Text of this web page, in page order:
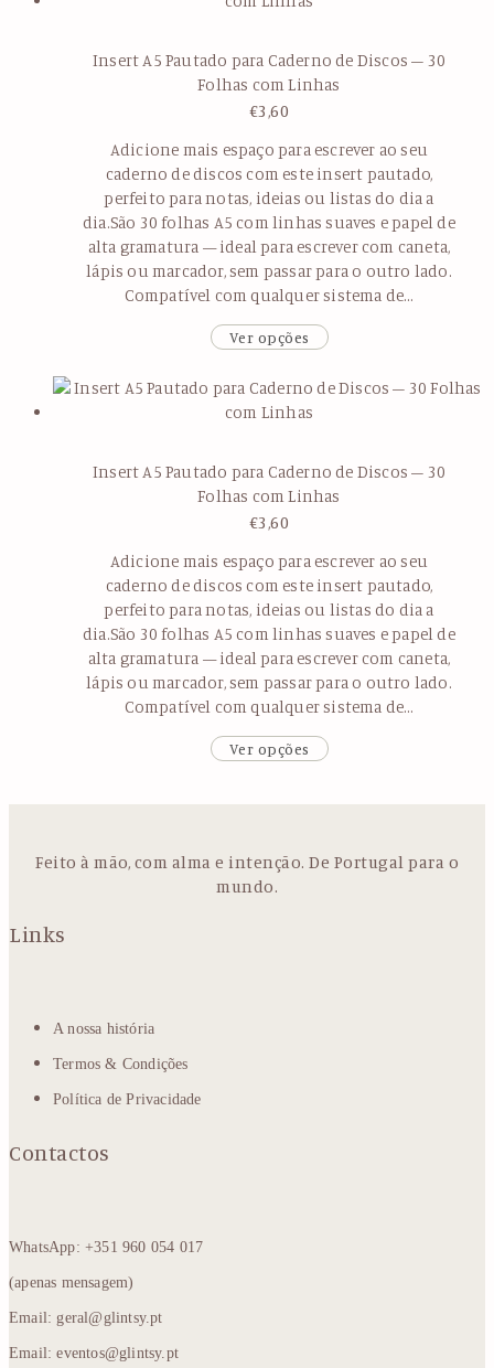
Insert A5 Pautado para Caderno de Discos – 30
Folhas com Linhas
€3,60
Adicione mais espaço para escrever ao seu
caderno de discos com este insert pautado,
perfeito para notas, ideias ou listas do dia a
dia.São 30 folhas A5 com linhas suaves e papel de
alta gramatura — ideal para escrever com caneta,
lápis ou marcador, sem passar para o outro lado.
Compatível com qualquer sistema de…
Ver opções
Insert A5 Pautado para Caderno de Discos – 30
Folhas com Linhas
€3,60
Adicione mais espaço para escrever ao seu
caderno de discos com este insert pautado,
perfeito para notas, ideias ou listas do dia a
dia.São 30 folhas A5 com linhas suaves e papel de
alta gramatura — ideal para escrever com caneta,
lápis ou marcador, sem passar para o outro lado.
Compatível com qualquer sistema de…
Ver opções
Feito à mão, com alma e intenção. De Portugal para o
mundo.
Links
A nossa história
Termos & Condições
Política de Privacidade
Contactos
WhatsApp: +351 960 054 017
(apenas mensagem)
Email: geral@glintsy.pt
Email: eventos@glintsy.pt